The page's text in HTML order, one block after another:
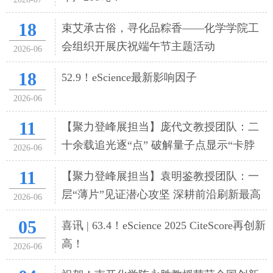
18
2026-06
束艾承古俗，寻化品粽香——化学学院工
会组织开展庆祝端午节主题活动
18
2026-06
52.9！eScience最新影响因子
11
2026-06
【聚力登峰展担当】庞代文教授团队：二
十余载追光逐“点” 破解量子点显示“卡脖
子”难题
11
2026-06
【聚力登峰展担当】袁明鉴教授团队：一
层“薄片”见证潜心攻坚 深耕前沿刷新最高
纪录
05
2026-06
喜讯 | 63.4！eScience 2025 CiteScore再创新
高！